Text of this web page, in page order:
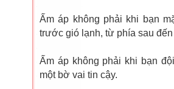
Ấm áp không phải khi bạn
trước gió lạnh, từ phía sau
Ấm áp không phải khi bạn
một bờ vai tin cậy.